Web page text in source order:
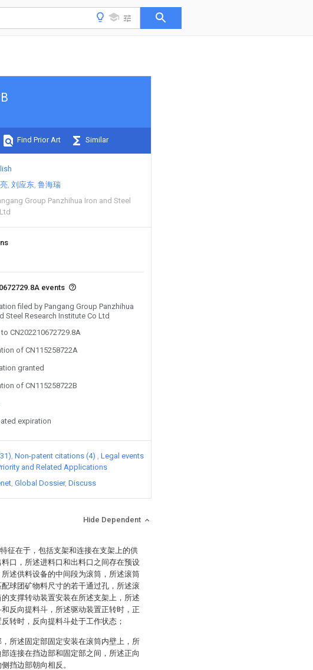
Find Prior Art Similar
刘应东 鲁海瑞
Group Panzhihua Iron and Steel
events
filed by Pangang Group Panzhihua
Steel Research Institute Co Ltd
CN202210672729.8A
of CN115258722A
granted
of CN115258722B
expiration
Non-patent citations (4)
Legal events
and Related Applications
Global Dossier Discuss
Hide Dependent
征在于，包括支架和连接在支架上的供
口，所述进料口和出料口之间存在预设
述供料设备的中间段为滚筒，所述滚筒
球团矿物料尺寸的若干通过孔，所述滚
支撑转动装置安装在所述支架上，所述
反向提料斗，所述驱动装置正转时，正
转时，反向提料斗处于工作状态；
所述固定部固定安装在滚筒内壁上，所
连接在挡边部和固定部之间，所述正向
挡边部朝向相反。